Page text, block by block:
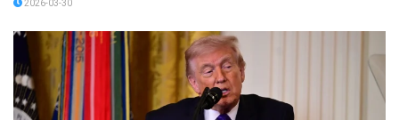
2026-03-30